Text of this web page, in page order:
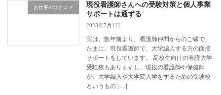
お仕事のひとコマ
現役看護師さんへの受験対策と個人事業
サポートは通ずる
2023年7月1日
実は、数年前より、看護師仲間からのご縁で、
たまに、現役看護師で、大学編入する方の面接
サポートをしています。 高校生向けの看護大学
受験校もありますし、現役の看護師や保健師
が、大学編入や大学院入学をするための受験校
というもの […]